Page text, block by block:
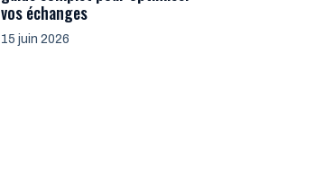
vos échanges
15 juin 2026